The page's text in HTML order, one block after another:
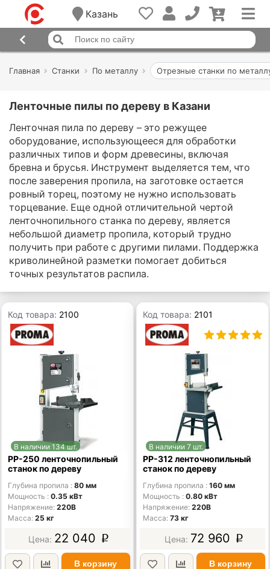
Казань
Главная Станки По металлу Отрезные станки по
Ленточные пилы по дереву в Казани
Ленточная пила по дереву – это режущее
оборудование, использующееся для обработки
различных типов и форм древесины, включая
бревна и брусья. Инструмент выделяется тем, что
после заверения пропила, на заготовке остается
ровный торец, поэтому не нужно использовать
торцевание. Еще одной отличительной чертой
ленточнопильного станка по дереву, является
небольшой диаметр пропила, который трудно
получить при работе с другими пилами. Поддержка
криволинейной разметки помогает добиться
точных результатов распила.
Код товара: 2100
В наличии 134 шт.
PP-250 ленточнопильный
станок по дереву
Глубина пропила
80 мм
Мощность
0.35 кВт
Напряжение 220В
Масса 25 кг
22 040 p
В корзину
Код товара: 2101
В наличии 7 шт.
PP-312 ленточнопильный
станок по дереву
Глубина пропила
160 мм
Мощность
0.80 кВт
Напряжение 220В
Масса 73 кг
72 960 p
В корзину